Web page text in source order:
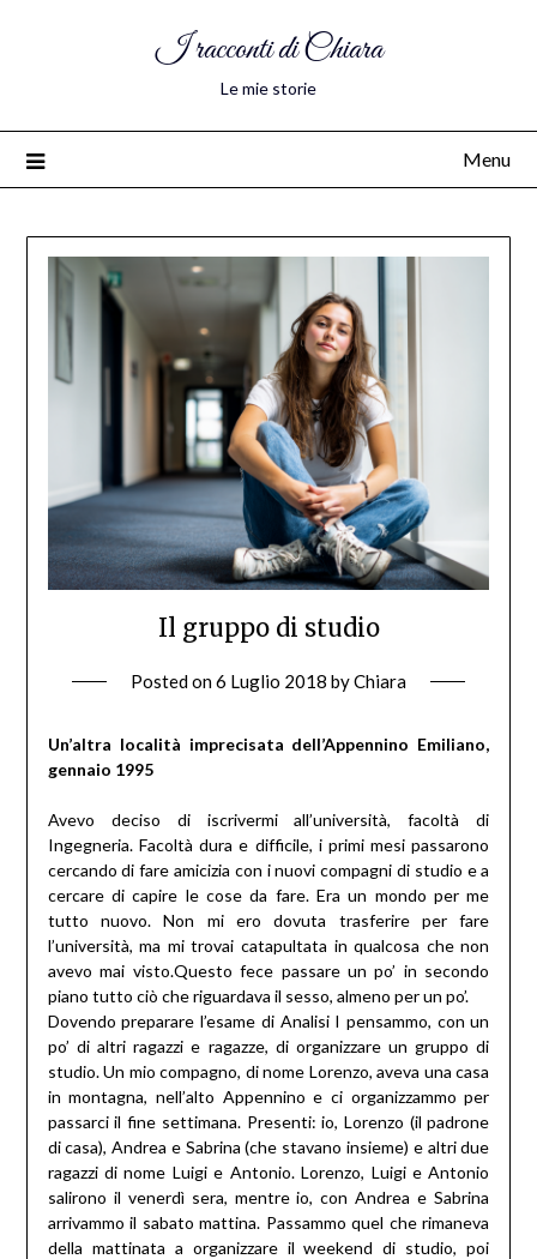
I racconti di Chiara
Le mie storie
Menu
Il gruppo di studio
Posted on6 Luglio 2018 byChiara
Un’altra località imprecisata dell’Appennino Emiliano,
gennaio 1995
Avevo deciso di iscrivermi all’università, facoltà di
Ingegneria. Facoltà dura e difficile, i primi mesi passarono
cercando di fare amicizia con i nuovi compagni di studio e a
cercare di capire le cose da fare. Era un mondo per me
tutto nuovo. Non mi ero dovuta trasferire per fare
l’università, ma mi trovai catapultata in qualcosa che non
avevo mai visto.Questo fece passare un po’ in secondo
piano tutto ciò che riguardava il sesso, almeno per un po’.
Dovendo preparare l’esame di Analisi I pensammo, con un
po’ di altri ragazzi e ragazze, di organizzare un gruppo di
studio. Un mio compagno, di nome Lorenzo, aveva una casa
in montagna, nell’alto Appennino e ci organizzammo per
passarci il fine settimana. Presenti: io, Lorenzo (il padrone
di casa), Andrea e Sabrina (che stavano insieme) e altri due
ragazzi di nome Luigi e Antonio.Lorenzo, Luigi e Antonio
salirono il venerdì sera, mentre io, con Andrea e Sabrina
arrivammo il sabato mattina. Passammo quel che rimaneva
della mattinata a organizzare il weekend di studio, poi